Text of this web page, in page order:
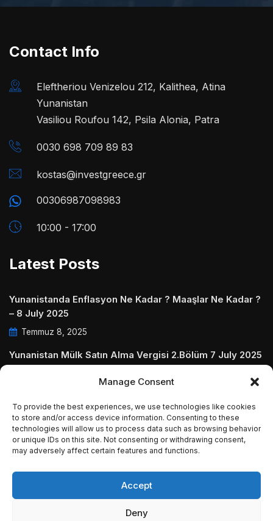
Manage Consent
To provide the best experiences, we use technologies like cookies
to store and/or access device information. Consenting to these
technologies will allow us to process data such as browsing behavior
or unique IDs on this site. Not consenting or withdrawing consent,
may adversely affect certain features and functions.
Accept
Deny
Contact Info
Eleftheriou Venizelou 212, Kalithea, Atina
Yunanistan
Vasiliou Roufou 142, Psila Alonia, Patra
0030 698 709 89 83
kostas@investgreece.gr
00306987098983
10:00 - 17:00
Latest Posts
Yunanistanda Enflasyon Ne Kadar ? Maaşlar Ne Kadar ?
– 8 July 2025
Temmuz 8, 2025
Yunanistan Mülk Satın Alma Vergisi 2.Bölüm 7 July 2025
July 2025
Temmuz 5, 2025
© Copyright 2009 - 2025 InvestGreece. All Rights